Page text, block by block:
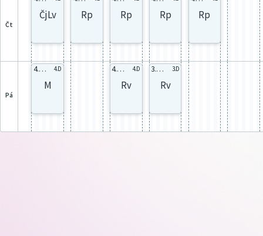
čt
ČjLv Rp Rp Rp Rp
pá
4.D celá 4.D
M
4.D celá 4.D
Rv
3.D celá 3.D
Rv